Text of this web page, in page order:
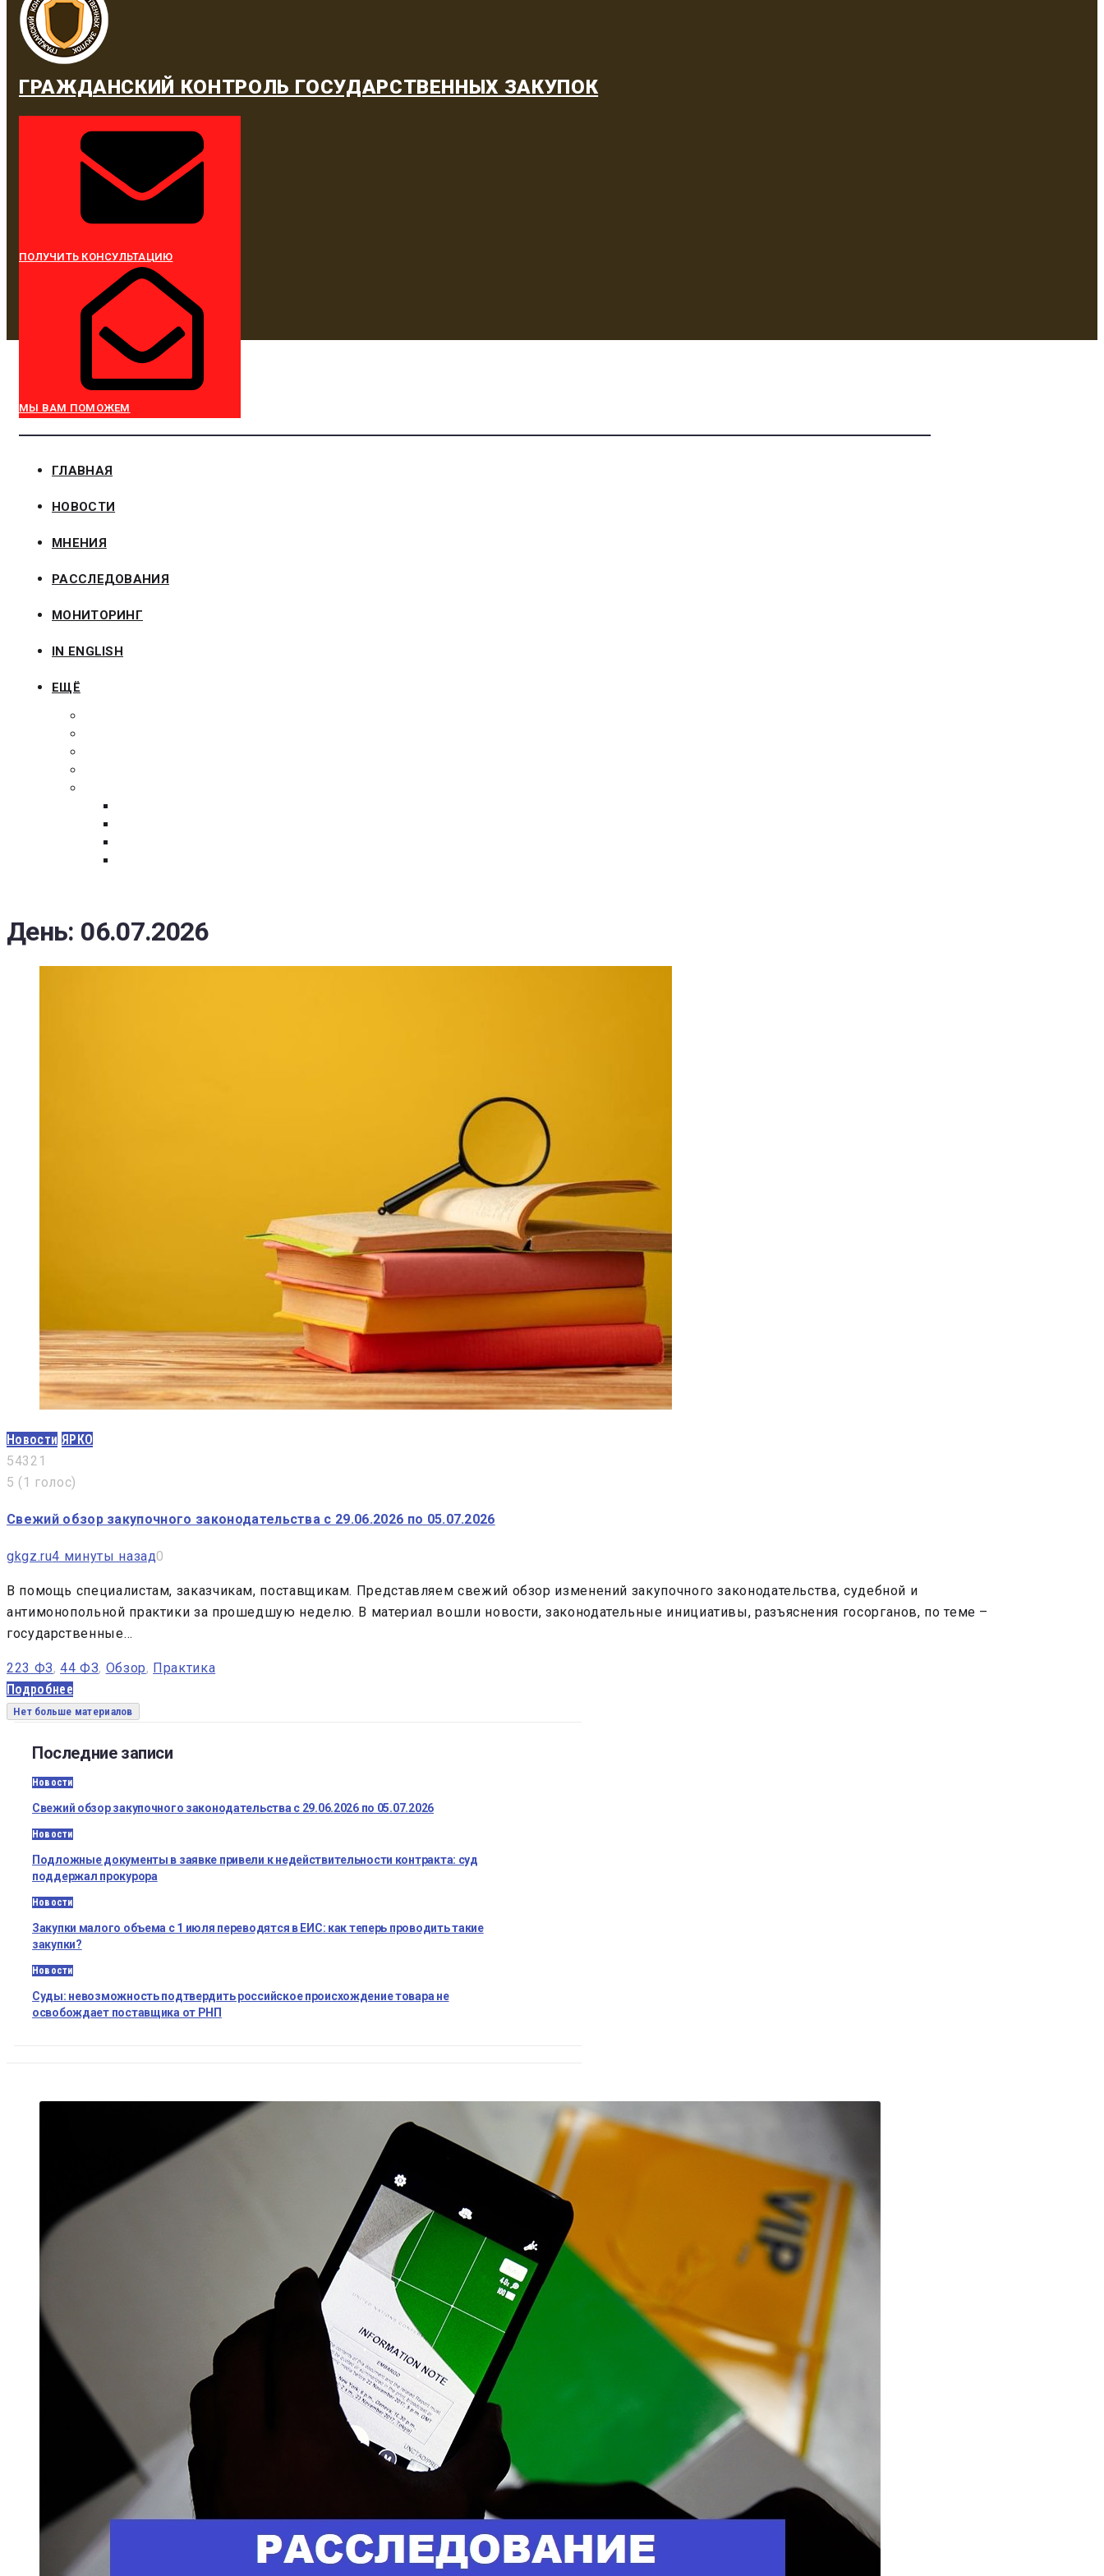
ГРАЖДАНСКИЙ КОНТРОЛЬ ГОСУДАРСТВЕННЫХ ЗАКУПОК
ПОЛУЧИТЬ КОНСУЛЬТАЦИЮ
МЫ ВАМ ПОМОЖЕМ
ГЛАВНАЯ
НОВОСТИ
МНЕНИЯ
РАССЛЕДОВАНИЯ
МОНИТОРИНГ
IN ENGLISH
ЕЩЁ
День: 06.07.2026
Новости ЯРКО
543 2 1
5 (1 голос)
Свежий обзор закупочного законодательства с 29.06.2026 по 05.07.2026
gkgz.ru4 минуты назад0
В помощь специалистам, заказчикам, поставщикам. Представляем свежий обзор изменений закупочного законодательства, судебной и
антимонопольной практики за прошедшую неделю. В материал вошли новости, законодательные инициативы, разъяснения госорганов, по теме –
государственные…
223 ФЗ,44 ФЗ, Обзор, Практика
Подробнее
Нет больше материалов
Последние записи
Новости
Свежий обзор закупочного законодательства с 29.06.2026 по 05.07.2026
Новости
Подложные документы в заявке привели к недействительности контракта: суд
поддержал прокурора
Новости
Закупки малого объема с 1 июля переводятся в ЕИС: как теперь проводить такие
закупки?
Новости
Суды: невозможность подтвердить российское происхождение товара не
освобождает поставщика от РНП